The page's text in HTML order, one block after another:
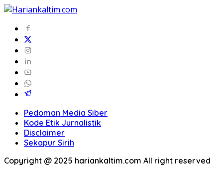
Pedoman Media Siber
Kode Etik Jurnalistik
Disclaimer
Sekapur Sirih
Copyright @ 2025 hariankaltim.com All right reserved